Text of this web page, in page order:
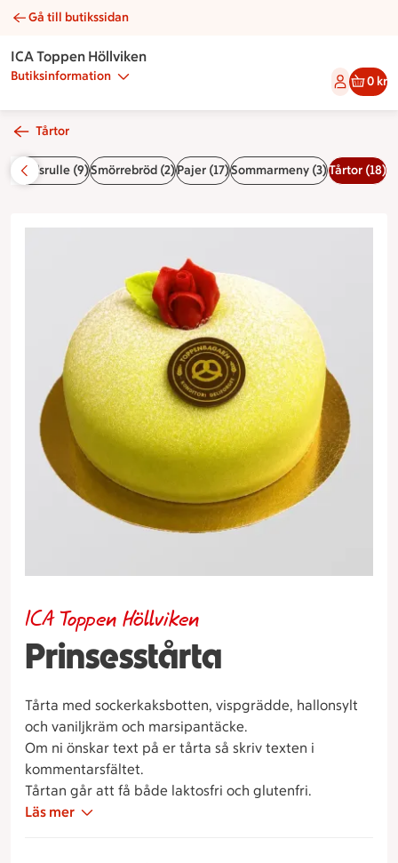
Prinsesstårta | Catering ICA Toppen Höllviken
Gå till butikssidan
ICA Toppen Höllviken
Butiksinformation 0 kr
Tårtor
(9)Smörrebröd (2)Pajer (17)Sommarmeny (3)Tårtor (18)
Prinsesstårta
ICA Toppen Höllviken
Tårta med sockerkaksbotten, vispgrädde, hallonsylt
och vaniljkräm och marsipantäcke.
Om ni önskar text på er tårta så skriv texten i
kommentarsfältet.
Tårtan går att få både laktosfri och glutenfri.
Läs mer